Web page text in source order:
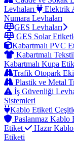
Levhaları
Elektrik
Numara Levhaları
GES Levhaları
GES Solar
Kabartmalı PVC
Kabartmalı
Kabartmalı Kupa
Trafik Otopark
Plastik ve Metal
İş Güvenliği
Sistemleri
Kablo Etiketi
Paslanmaz Kablo
Etiket
Hazır
Etiketi